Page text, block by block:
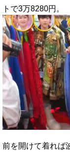
トで3万8280円。
前を開けて着れば